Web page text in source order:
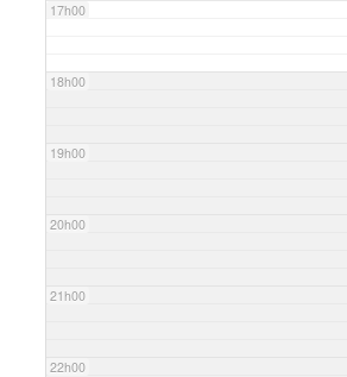
17h00
18h00
19h00
20h00
21h00
22h00